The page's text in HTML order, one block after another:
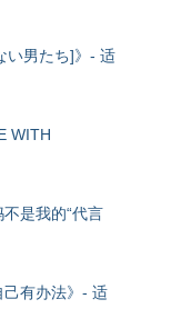
い男たち]》- 适
WITH
是我的“代言
有办法》- 适